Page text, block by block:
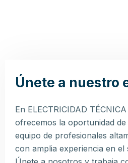
Únete a nuestro
En ELECTRICIDAD
ofrecemos la oportunidad
equipo de profesionales
con amplia experiencia en el